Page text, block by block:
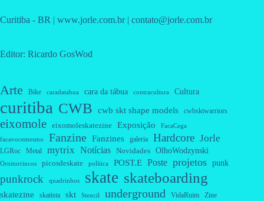
Curitiba - BR | www.jorle.com.br | contato@jorle.com.br
Editor: Ricardo GosWod
Arte Bike caradatabua cara da tábua contracultura Cultura
curitiba CWB cwb skt shape models cwbsktwarriors
eixomole eixomoleskatezine Exposição FacaCega
facavocemesmo Fanzine Fanzines galeria Hardcore Jorle
LGRoc Metal mytrix Notícias Novidades OlhoWodzynski
Ornitorrincos picosdeskate política POST.E Poste projetos punk
punkrock quadrinhos skate skateboarding
skatezine skatista skt Stencil underground VidaRuim Zine